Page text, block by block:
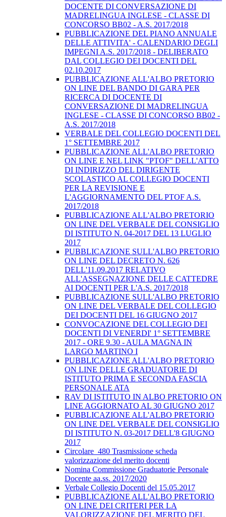
DOCENTE DI CONVERSAZIONE DI
MADRELINGUA INGLESE - CLASSE DI
CONCORSO BB02 - A.S. 2017/2018
PUBBLICAZIONE DEL PIANO ANNUALE
DELLE ATTIVITA' - CALENDARIO DEGLI
IMPEGNI A.S. 2017/2018 - DELIBERATO
DAL COLLEGIO DEI DOCENTI DEL
02.10.2017
PUBBLICAZIONE ALL'ALBO PRETORIO
ON LINE DEL BANDO DI GARA PER
RICERCA DI DOCENTE DI
CONVERSAZIONE DI MADRELINGUA
INGLESE - CLASSE DI CONCORSO BB02 -
A.S. 2017/2018
VERBALE DEL COLLEGIO DOCENTI DEL
1° SETTEMBRE 2017
PUBBLICAZIONE ALL'ALBO PRETORIO
ON LINE E NEL LINK "PTOF" DELL'ATTO
DI INDIRIZZO DEL DIRIGENTE
SCOLASTICO AL COLLEGIO DOCENTI
PER LA REVISIONE E
L'AGGIORNAMENTO DEL PTOF A.S.
2017/2018
PUBBLICAZIONE ALL'ALBO PRETORIO
ON LINE DEL VERBALE DEL CONSIGLIO
DI ISTITUTO N. 04-2017 DEL 13 LUGLIO
2017
PUBBLICAZIONE SULL'ALBO PRETORIO
ON LINE DEL DECRETO N. 626
DELL'11.09.2017 RELATIVO
ALL'ASSEGNAZIONE DELLE CATTEDRE
AI DOCENTI PER L'A.S. 2017/2018
PUBBLICAZIONE SULL'ALBO PRETORIO
ON LINE DEL VERBALE DEL COLLEGIO
DEI DOCENTI DEL 16 GIUGNO 2017
CONVOCAZIONE DEL COLLEGIO DEI
DOCENTI DI VENERDI' 1° SETTEMBRE
2017 - ORE 9.30 - AULA MAGNA IN
LARGO MARTINO I
PUBBLICAZIONE ALL'ALBO PRETORIO
ON LINE DELLE GRADUATORIE DI
ISTITUTO PRIMA E SECONDA FASCIA
PERSONALE ATA
RAV DI ISTITUTO IN ALBO PRETORIO ON
LINE AGGIORNATO AL 30 GIUGNO 2017
PUBBLICAZIONE ALL'ALBO PRETORIO
ON LINE DEL VERBALE DEL CONSIGLIO
DI ISTITUTO N. 03-2017 DELL'8 GIUGNO
2017
Circolare_480 Trasmissione scheda
valorizzazione del merito docenti
Nomina Commissione Graduatorie Personale
Docente aa.ss. 2017/2020
Verbale Collegio Docenti del 15.05.2017
PUBBLICAZIONE ALL'ALBO PRETORIO
ON LINE DEI CRITERI PER LA
VALORIZZAZIONE DEL MERITO DEL